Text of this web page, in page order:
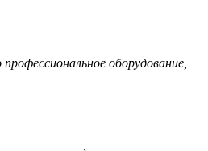
оборудование,